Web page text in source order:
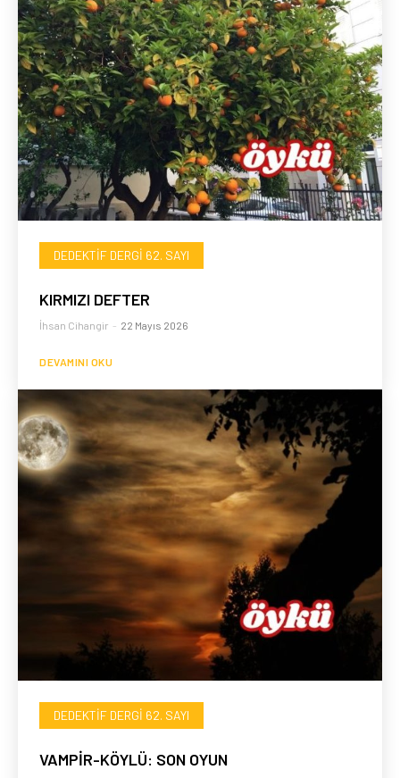
DEDEKTIF DERGI 62. SAYI
KIRMIZI DEFTER
İhsan Cihangir - 22 Mayıs 2026
DEVAMINI OKU
DEDEKTIF DERGI 62. SAYI
VAMPİR-KÖYLÜ: SON OYUN